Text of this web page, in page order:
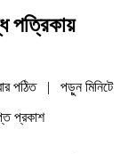
পত্রিকায়
পঠিত | পড়ুনমিনিটে